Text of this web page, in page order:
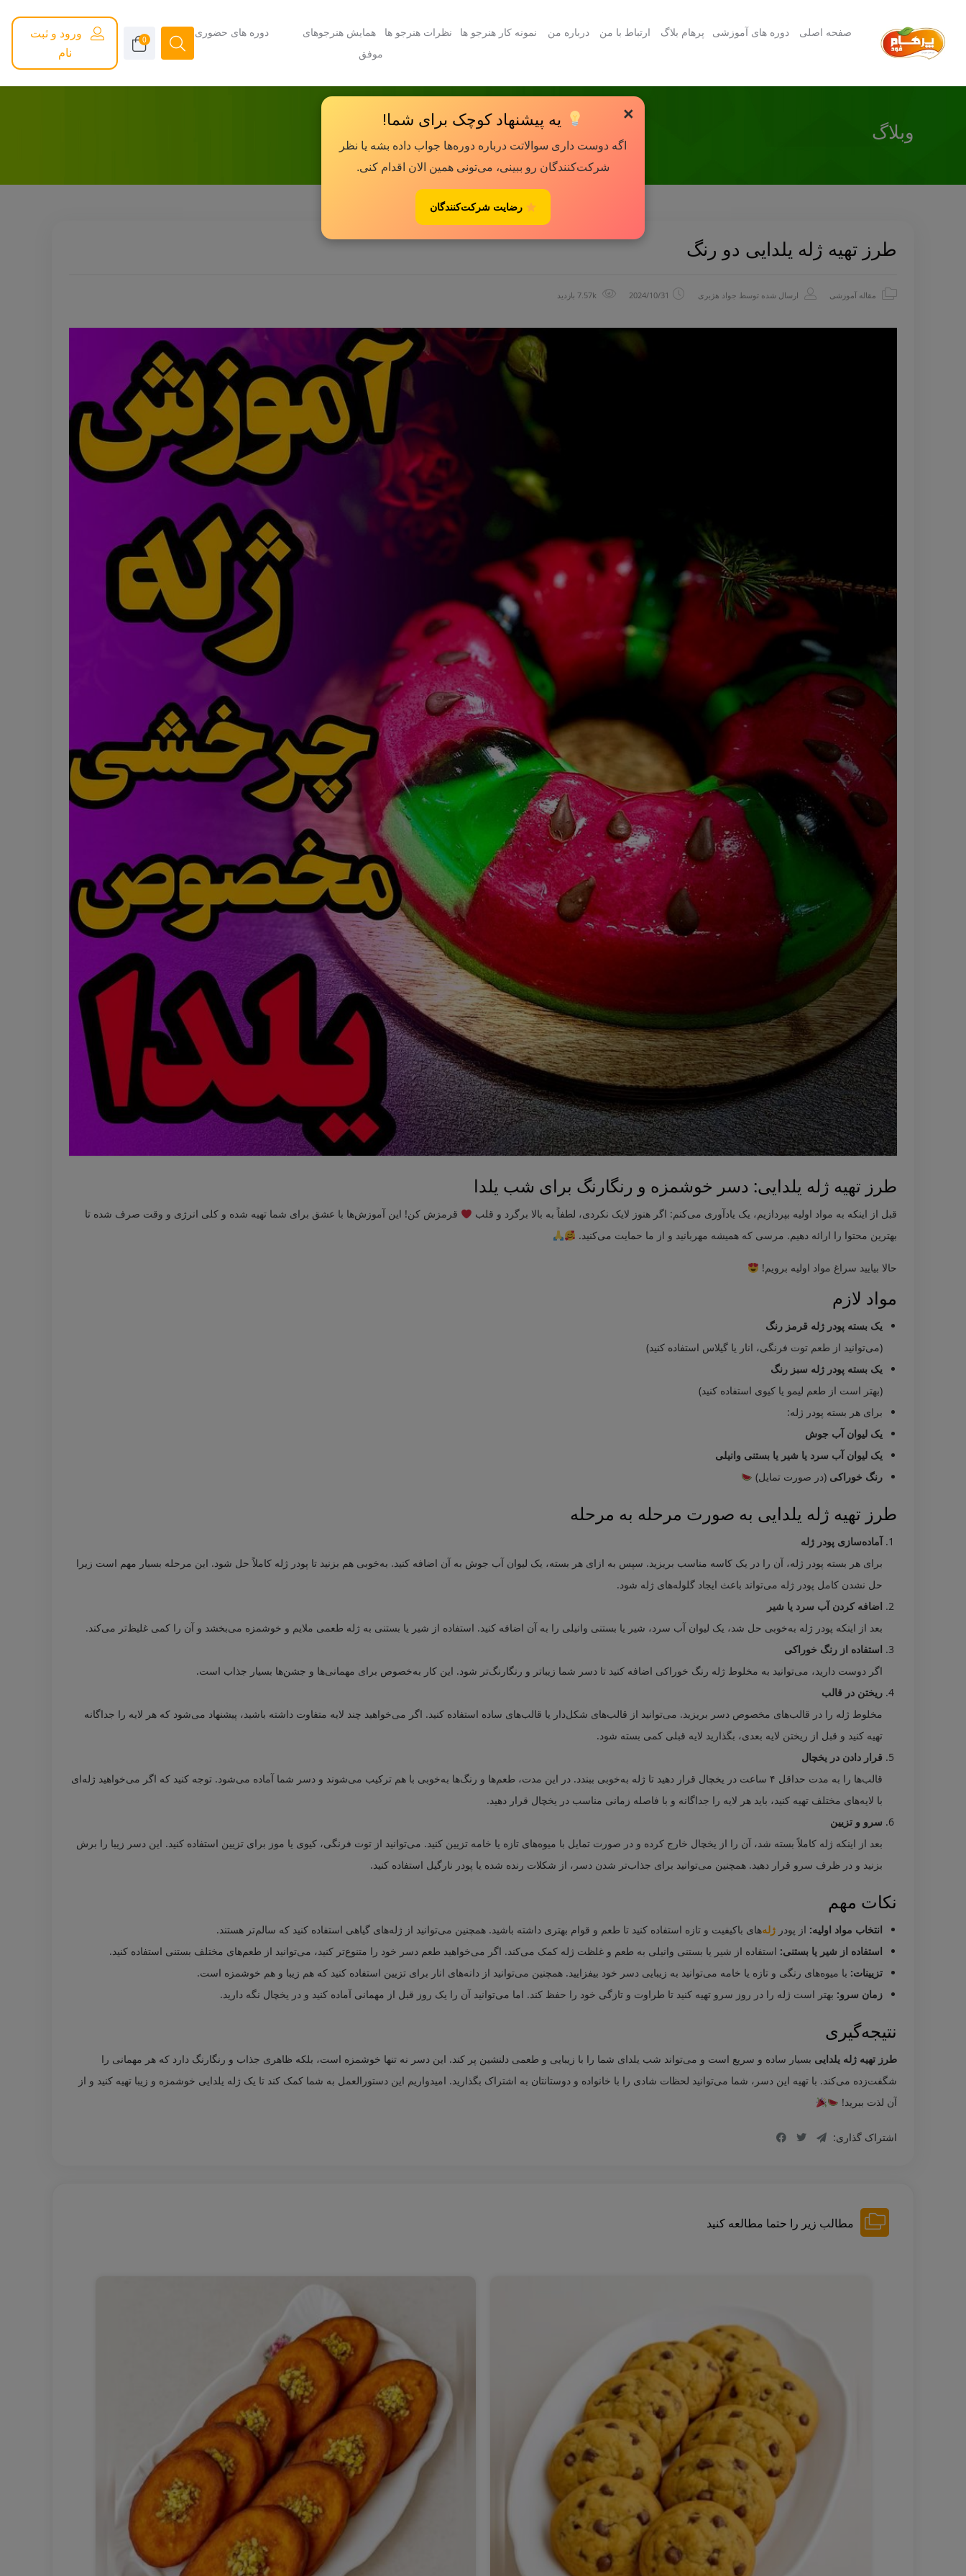
صفحه اصلی دوره های آموزشی پرهام بلاگ ارتباط با من درباره من نمونه کار هنرجو ها نظرات هنرجو ها
همایش هنرجوهای
موفق
دوره های حضوری
0
ورود و ثبت
نام
وبلاگ
طرز تهیه ژله یلدایی دو رنگ
مقاله آموزشی ارسال شده توسط جواد هژبری 2024/10/31
× یه پیشنهاد کوچک برای شما!
اگه دوست داری سوالاتت درباره دوره‌ها جواب داده بشه یا نظر
شرکت‌کنندگان رو ببینی، می‌تونی همین الان اقدام کنی.
رضایت شرکت‌کنندگان
طرز تهیه ژله یلدایی: دسر خوشمزه و رنگارنگ برای شب یلدا
قبل از اینکه به مواد اولیه بپردازیم، یک یادآوری می‌کنم: اگر هنوز لایک نکردی، لطفاً به بالا برگرد و قلب
قرمزش کن! این آموزش‌ها با عشق برای شما تهیه شده و کلی انرژی و وقت صرف شده تا
بهترین محتوا را ارائه دهیم. مرسی که همیشه مهربانید و از ما حمایت می‌کنید.
حالا بیایید سراغ مواد اولیه برویم!
مواد لازم
یک بسته پودر ژله قرمز رنگ
(می‌توانید از طعم توت فرنگی، انار یا گیلاس استفاده کنید)
یک بسته پودر ژله سبز رنگ
(بهتر است از طعم لیمو یا کیوی استفاده کنید)
برای هر بسته پودر ژله:
یک لیوان آب جوش
یک لیوان آب سرد یا شیر یا بستنی وانیلی
رنگ خوراکی (در صورت تمایل)
طرز تهیه ژله یلدایی به صورت مرحله به مرحله
آماده‌سازی پودر ژله
برای هر بسته پودر ژله، آن را در یک کاسه مناسب بریزید. سپس به ازای هر بسته، یک لیوان آب جوش به آن اضافه کنید. به‌خوبی هم بزنید تا پودر ژله کاملاً حل شود. این مرحله بسیار مهم است زیرا
حل نشدن کامل پودر ژله می‌تواند باعث ایجاد گلوله‌های ژله شود.
اضافه کردن آب سرد یا شیر
بعد از اینکه پودر ژله به‌خوبی حل شد، یک لیوان آب سرد، شیر یا بستنی وانیلی را به آن اضافه کنید. استفاده از شیر یا بستنی به ژله طعمی ملایم و خوشمزه می‌بخشد و آن را کمی غلیظ‌تر می‌کند.
استفاده از رنگ خوراکی
اگر دوست دارید، می‌توانید به مخلوط ژله رنگ خوراکی اضافه کنید تا دسر شما زیباتر و رنگارنگ‌تر شود. این کار به‌خصوص برای مهمانی‌ها و جشن‌ها بسیار جذاب است.
ریختن در قالب
مخلوط ژله را در قالب‌های مخصوص دسر بریزید. می‌توانید از قالب‌های شکل‌دار یا قالب‌های ساده استفاده کنید. اگر می‌خواهید چند لایه متفاوت داشته باشید، پیشنهاد می‌شود که هر لایه را جداگانه
تهیه کنید و قبل از ریختن لایه بعدی، بگذارید لایه قبلی کمی بسته شود.
قرار دادن در یخچال
قالب‌ها را به مدت حداقل ۴ ساعت در یخچال قرار دهید تا ژله به‌خوبی ببندد. در این مدت، طعم‌ها و رنگ‌ها به‌خوبی با هم ترکیب می‌شوند و دسر شما آماده می‌شود. توجه کنید که اگر می‌خواهید ژله‌ای
با لایه‌های مختلف تهیه کنید، باید هر لایه را جداگانه و با فاصله زمانی مناسب در یخچال قرار دهید.
سرو و تزیین
بعد از اینکه ژله کاملاً بسته شد، آن را از یخچال خارج کرده و در صورت تمایل با میوه‌های تازه یا خامه تزیین کنید. می‌توانید از توت فرنگی، کیوی یا موز برای تزیین استفاده کنید. این دسر زیبا را برش
بزنید و در ظرف سرو قرار دهید. همچنین می‌توانید برای جذاب‌تر شدن دسر، از شکلات رنده شده یا پودر نارگیل استفاده کنید.
نکات مهم
انتخاب مواد اولیه: از پودر ژله‌های باکیفیت و تازه استفاده کنید تا طعم و قوام بهتری داشته باشید. همچنین می‌توانید از ژله‌های گیاهی استفاده کنید که سالم‌تر هستند.
استفاده از شیر یا بستنی: استفاده از شیر یا بستنی وانیلی به طعم و غلظت ژله کمک می‌کند. اگر می‌خواهید طعم دسر خود را متنوع‌تر کنید، می‌توانید از طعم‌های مختلف بستنی استفاده کنید.
تزیینات: با میوه‌های رنگی و تازه یا خامه می‌توانید به زیبایی دسر خود بیفزایید. همچنین می‌توانید از دانه‌های انار برای تزیین استفاده کنید که هم زیبا و هم خوشمزه است.
زمان سرو: بهتر است ژله را در روز سرو تهیه کنید تا طراوت و تازگی خود را حفظ کند. اما می‌توانید آن را یک روز قبل از مهمانی آماده کنید و در یخچال نگه دارید.
نتیجه‌گیری
طرز تهیه ژله یلدایی بسیار ساده و سریع است و می‌تواند شب یلدای شما را با زیبایی و طعمی دلنشین پر کند. این دسر نه تنها خوشمزه است، بلکه ظاهری جذاب و رنگارنگ دارد که هر مهمانی را
شگفت‌زده می‌کند. با تهیه این دسر، شما می‌توانید لحظات شادی را با خانواده و دوستانتان به اشتراک بگذارید. امیدواریم این دستورالعمل به شما کمک کند تا یک ژله یلدایی خوشمزه و زیبا تهیه کنید و از
آن لذت ببرید!
اشتراک گذاری:
مطالب زیر را حتما مطالعه کنید